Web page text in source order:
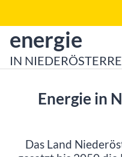
zur Startseite von
energie
IN
Energie in
Das Land